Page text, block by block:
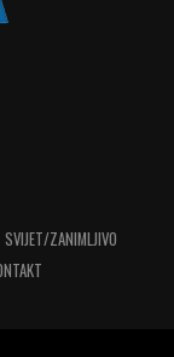
SVIJET/ZANIMLJIVO